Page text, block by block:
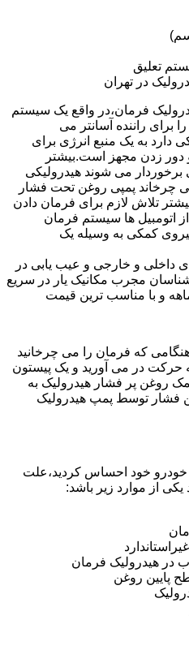
تعلیق
در تهران
فرمان،در واقع یک سیستم
راننده آسانتر می
دارد به یک منبع انرژی برای
دور زدن مجهز است.بیشتر
برخوردار می شوند هیدرولیکی
چرخاند پمپی روغن تحت فشار
تلاش لازم برای فرمان دادن
اتومبیل ها سیستم فرمان
نیروی کمکی به وسیله یک
داخلی و خارجی و عیب یابی در
مجرب مکانیک یار در سریع
که فرمان را می چرخانید
حرکت در می آورید و یک پیستون
روغن پر فشار هیدرولیک به
فشار توسط پمپ هیدرولیک
خودرو خود احساس کردید،علت
از موارد زیر باشد:
در هیدرولیک فرمان
پایین روغن